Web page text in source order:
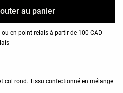
au panier
en point relais à partir de 100 CAD
col rond. Tissu confectionné en mélange